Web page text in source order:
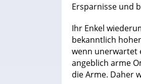
Ersparnisse und
Ihr Enkel
bekanntlich
wenn unerwartet
angeblich arme
die Arme. Daher